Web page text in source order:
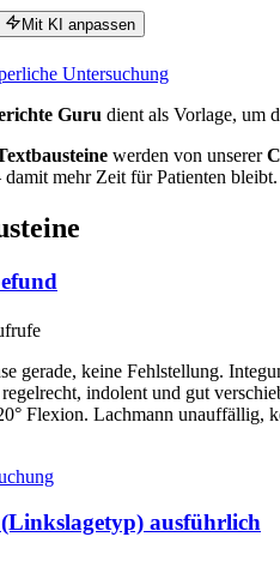
Mit KI anpassen
Untersuchung
Guru dient als Vorlage, um
werden von unserer
mehr Zeit für Patienten bleibt.
gerade, keine Fehlstellung.
indolent und gut
Flexion. Lachmann unauffällig,
ausführlich